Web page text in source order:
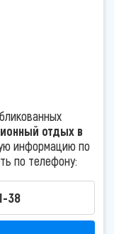
отдых в
информацию по
по телефону:
38